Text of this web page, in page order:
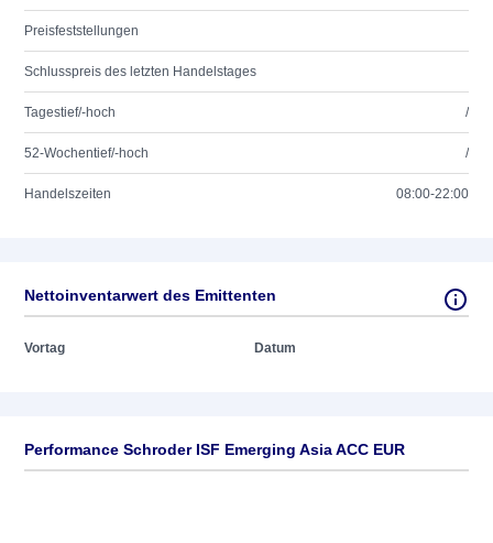
Preisfeststellungen
Schlusspreis des letzten Handelstages
Tagestief/-hoch /
52-Wochentief/-hoch /
Handelszeiten 08:00-22:00
Nettoinventarwert des Emittenten
Vortag Datum
Performance Schroder ISF Emerging Asia ACC EUR